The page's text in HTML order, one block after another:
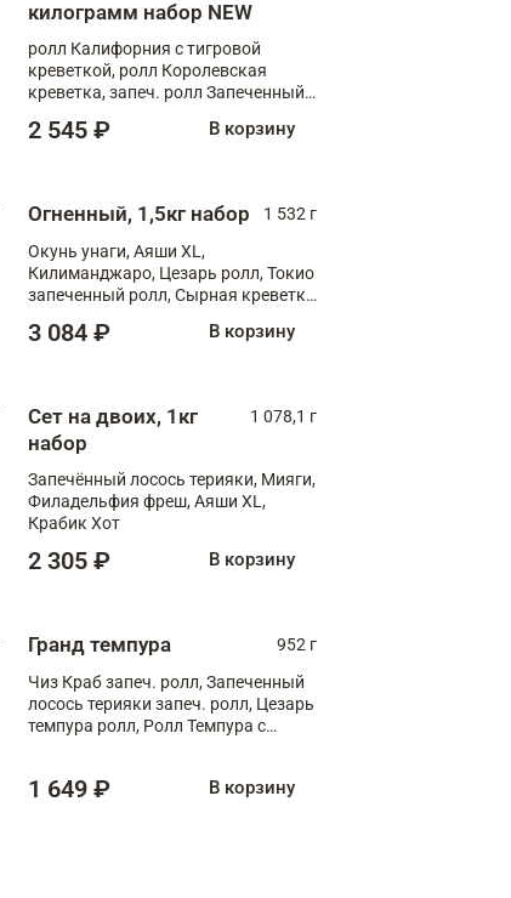
килограмм набор NEW
ролл Калифорния с тигровой
креветкой, ролл Королевская
креветка, запеч. ролл Запеченный
XL, запеч. ролл Крабик Хот
2 545 ₽ В корзину
Огненный, 1,5кг набор
1 532 г
Окунь унаги, Аяши XL,
Килиманджаро, Цезарь ролл, Токио
запеченный ролл, Сырная креветка
3 084 ₽ В корзину
Сет на двоих, 1кг
набор
1 078,1 г
Запечённый лосось терияки, Мияги,
Филадельфия фреш, Аяши XL,
Крабик Хот
2 305 ₽ В корзину
Гранд темпура
952 г
Чиз Краб запеч. ролл, Запеченный
лосось терияки запеч. ролл, Цезарь
темпура ролл, Ролл Темпура с
1 649 ₽ В корзину